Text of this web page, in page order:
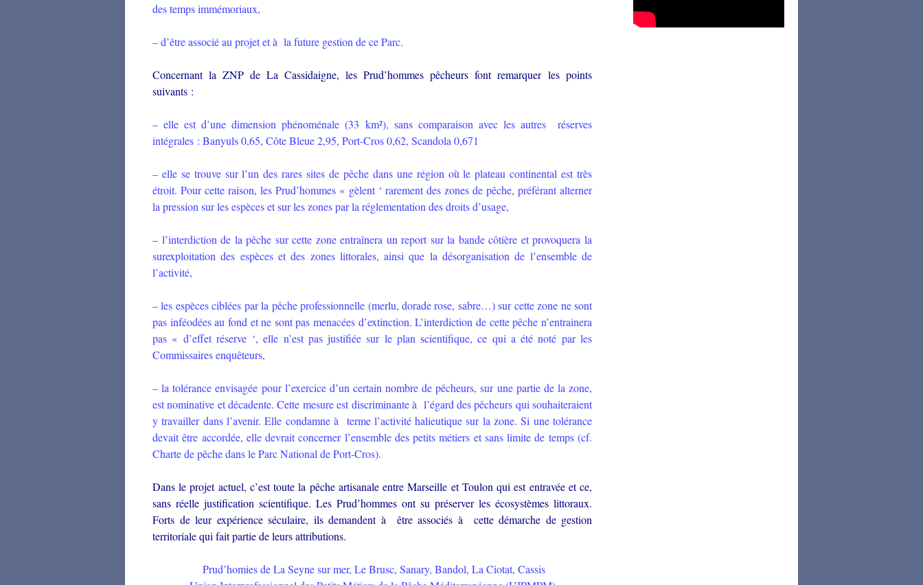
des temps immémoriaux,
– d’être associé au projet et à la future gestion de ce Parc.
Concernant la ZNP de La Cassidaigne, les Prud’hommes pêcheurs font remarquer les points
suivants :
– elle est d’une dimension phénoménale (33 km²), sans comparaison avec les autres réserves
intégrales : Banyuls 0,65, Côte Bleue 2,95, Port-Cros 0,62, Scandola 0,671
– elle se trouve sur l’un des rares sites de pêche dans une région où le plateau continental est très
étroit. Pour cette raison, les Prud’hommes « gèlent ‘ rarement des zones de pêche, préférant alterner
la pression sur les espèces et sur les zones par la réglementation des droits d’usage,
– l’interdiction de la pêche sur cette zone entraînera un report sur la bande côtière et provoquera la
surexploitation des espèces et des zones littorales, ainsi que la désorganisation de l’ensemble de
l’activité,
– les espèces ciblées par la pêche professionnelle (merlu, dorade rose, sabre…) sur cette zone ne sont
pas inféodées au fond et ne sont pas menacées d’extinction. L’interdiction de cette pêche n’entrainera
pas « d’effet réserve ‘, elle n’est pas justifiée sur le plan scientifique, ce qui a été noté par les
Commissaires enquêteurs,
– la tolérance envisagée pour l’exercice d’un certain nombre de pêcheurs, sur une partie de la zone,
est nominative et décadente. Cette mesure est discriminante à l’égard des pêcheurs qui souhaiteraient
y travailler dans l’avenir. Elle condamne à terme l’activité halieutique sur la zone. Si une tolérance
devait être accordée, elle devrait concerner l’ensemble des petits métiers et sans limite de temps (cf.
Charte de pêche dans le Parc National de Port-Cros).
Dans le projet actuel, c’est toute la pêche artisanale entre Marseille et Toulon qui est entravée et ce,
sans réelle justification scientifique. Les Prud’hommes ont su préserver les écosystèmes littoraux.
Forts de leur expérience séculaire, ils demandent à être associés à cette démarche de gestion
territoriale qui fait partie de leurs attributions.
Prud’homies de La Seyne sur mer, Le Brusc, Sanary, Bandol, La Ciotat, Cassis